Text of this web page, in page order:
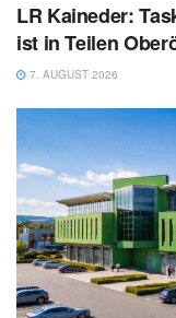
LR Kaineder:
ist in Teilen
7. AUGUST 2026